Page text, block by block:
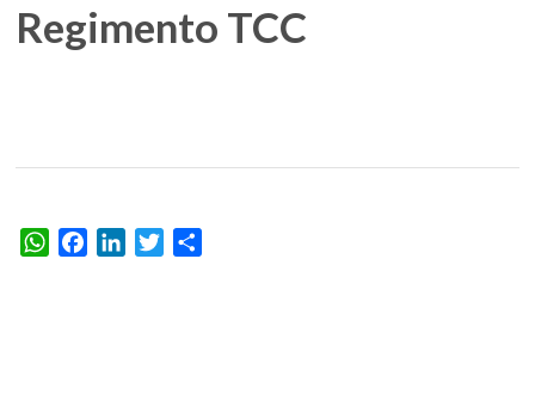
Regimento TCC
WhatsAppFacebookLinkedInTwitter